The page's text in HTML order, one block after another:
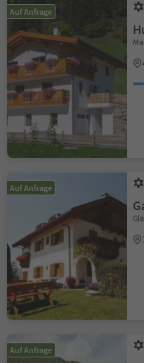
Auf Anfrage
Auf Anfrage
Auf Anfrage